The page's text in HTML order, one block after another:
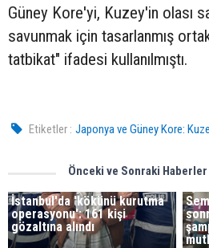
Güney Kore'yi, Kuzey'in olası
savunmak için tasarlanmış
tatbikat" ifadesi kullanılmıştı.
Etiketler : Japonya ve Güney Kore:
Önceki ve Sonraki Haberler
İstanbul'da 'kökünü kurutma
operasyonu': 161 kişi
gözaltına alındı